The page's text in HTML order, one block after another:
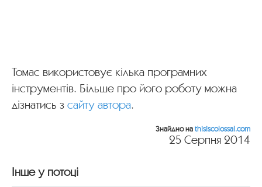
Томас використовує кілька програмних
інструментів. Більше про його роботу можна
дізнатись з сайту автора.
Знайдно на thisiscolossal.com
25 Серпня 2014
Інше у потоці